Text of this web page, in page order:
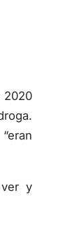
2020
ver y